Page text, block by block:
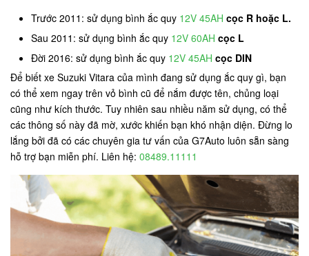
Trước 2011: sử dụng bình ắc quy 12V 45AH cọc R hoặc L.
Sau 2011: sử dụng bình ắc quy 12V 60AH cọc L
Đời 2016: sử dụng bình ắc quy 12V 45AH cọc DIN
Để biết xe Suzuki Vitara của mình đang sử dụng ắc quy gì, bạn
có thể xem ngay trên vỏ bình cũ để nắm được tên, chủng loại
cũng như kích thước. Tuy nhiên sau nhiều năm sử dụng, có thể
các thông số này đã mờ, xước khiến bạn khó nhận diện. Đừng lo
lắng bởi đã có các chuyên gia tư vấn của G7Auto luôn sẵn sàng
hỗ trợ bạn miễn phí. Liên hệ: 08489.11111